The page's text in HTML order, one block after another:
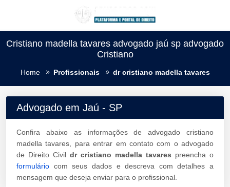
Cristiano madella tavares advogado jaú sp advogado
Cristiano
Home Profissionais dr cristiano madella tavares
Advogado em Jaú - SP
Confira abaixo as informações de advogado cristiano
madella tavares, para entrar em contato com o advogado
de Direito Civil dr cristiano madella tavares preencha o
formulário com seus dados e descreva com detalhes a
mensagem que deseja enviar para o profissional.